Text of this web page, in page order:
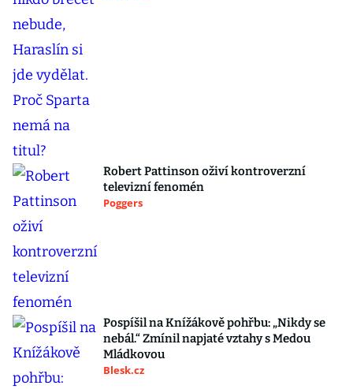
Robert Pattinson oživí kontroverzní
televizní fenomén
Poggers
Pospíšil na Knížákově pohřbu: „Nikdy se
nebál.“ Zmínil napjaté vztahy s Medou
Mládkovou
Blesk.cz